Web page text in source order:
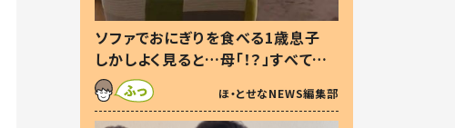
ソファでおにぎりを食べる1歳息子
しかしよく見ると…母「！？」すべてを
察した母の投稿に「可愛いから許
す！」「現行犯〜」
ほ・とせなNEWS編集部